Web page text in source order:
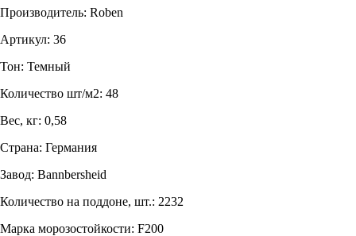
Производитель: Roben
Артикул: 36
Тон: Темный
Количество шт/м2: 48
Вес, кг: 0,58
Страна: Германия
Завод: Bannbersheid
Количество на поддоне, шт.: 2232
Марка морозостойкости: F200